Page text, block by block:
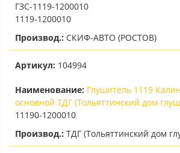
ГЗС-1119-1200010
1119-1200010
Производ.: СКИФ-АВТО (РОСТОВ)
Артикул: 104994
Наименование: Глушитель 1119
основной ТДГ (Тольяттинский дом
11190-1200010
Производ.: ТДГ (Тольяттинский дом